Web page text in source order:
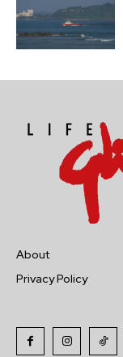
About
Privacy Policy